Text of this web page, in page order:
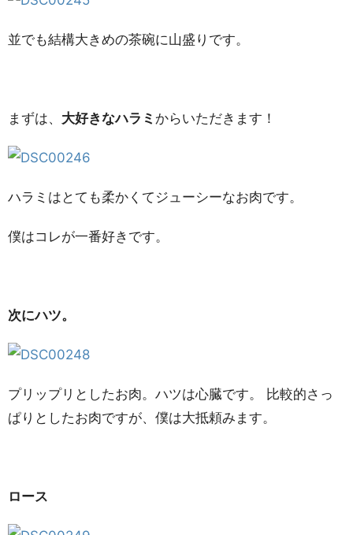
並でも結構大きめの茶碗に山盛りです。
まずは、 大好きなハラミ からいただきます！
ハラミはとても柔かくてジューシーなお肉です。
僕はコレが一番好きです。
次にハツ。
プリップリとしたお肉。ハツは心臓です。 比較的さっ
ぱりとしたお肉ですが、僕は大抵頼みます。
ロース